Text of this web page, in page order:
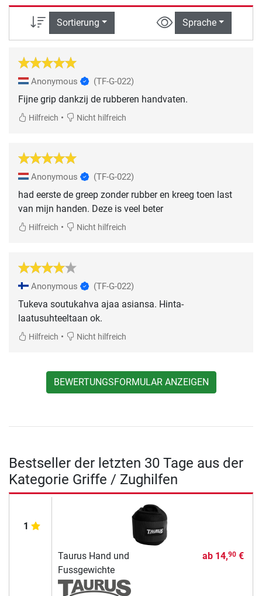
Sortierung Sprache
Anonymous (TF-G-022)
Fijne grip dankzij de rubberen handvaten.
Hilfreich • Nicht hilfreich
Anonymous (TF-G-022)
had eerste de greep zonder rubber en kreeg toen last
van mijn handen. Deze is veel beter
Hilfreich • Nicht hilfreich
Anonymous (TF-G-022)
Tukeva soutukahva ajaa asiansa. Hinta-
laatusuhteeltaan ok.
Hilfreich • Nicht hilfreich
BEWERTUNGSFORMULAR ANZEIGEN
Bestseller der letzten 30 Tage aus der
Kategorie Griffe / Zughilfen
1
Taurus Hand und
Fussgewichte
ab 14,90€